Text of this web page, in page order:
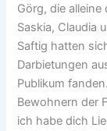
Görg, die alleine
Saskia, Claudia
Saftig hatten
Darbietungen
Publikum
Bewohnern der
ich habe dich